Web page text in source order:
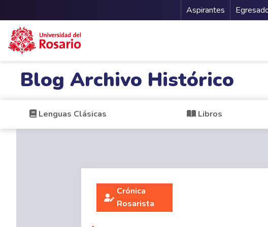
Menu
Aspirantes
Blog Archivo Histórico
Lenguas Clásicas Libros
Crónica
Rosarista